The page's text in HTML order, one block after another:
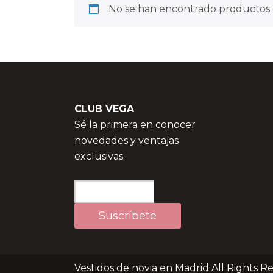
No se han encontrado
CLUB VEGA
Sé la primera en conocer
novedades y ventajas
exclusivas.
Vestidos de novia en Madrid All Rights